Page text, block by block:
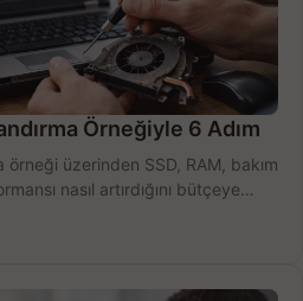
Örneğiyle 6 Adım
örneği üzerinden SSD, RAM, bakım
nasıl artırdığını bütçeye